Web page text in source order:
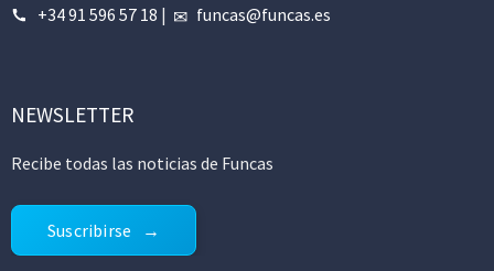
+34 91 596 57 18 | funcas@funcas.es
NEWSLETTER
Recibe todas las noticias de Funcas
Suscribirse